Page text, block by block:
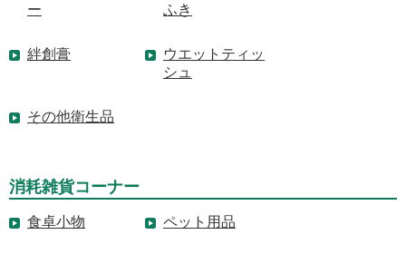
ー
ふき
絆創膏
ウエットティッ
シュ
その他衛生品
消耗雑貨コーナー
食卓小物 ペット用品